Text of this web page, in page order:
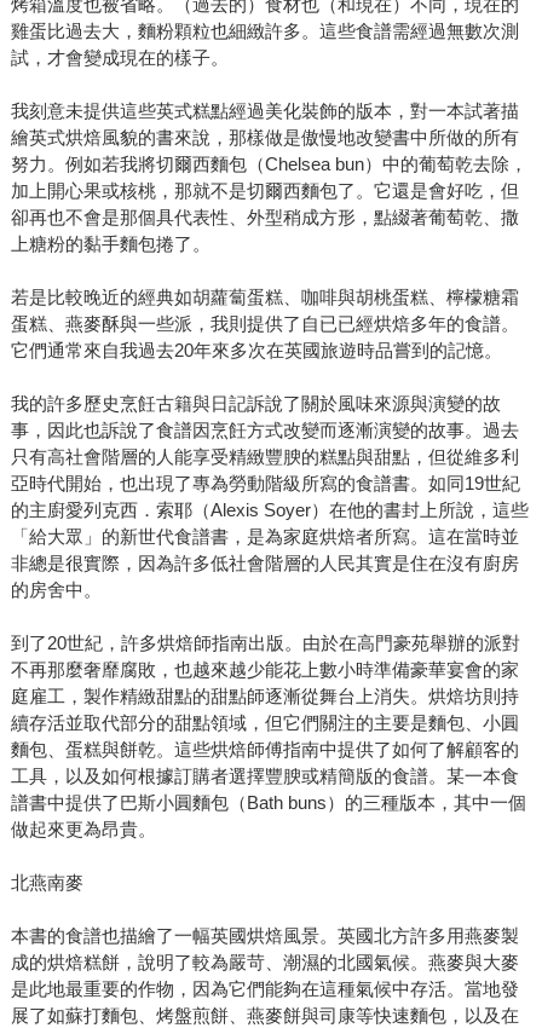
烤箱溫度也被省略。（過去的）食材也（和現在）不同，現在的
雞蛋比過去大，麵粉顆粒也細緻許多。這些食譜需經過無數次測
試，才會變成現在的樣子。
我刻意未提供這些英式糕點經過美化裝飾的版本，對一本試著描
繪英式烘焙風貌的書來說，那樣做是傲慢地改變書中所做的所有
努力。例如若我將切爾西麵包（Chelsea bun）中的葡萄乾去除，
加上開心果或核桃，那就不是切爾西麵包了。它還是會好吃，但
卻再也不會是那個具代表性、外型稍成方形，點綴著葡萄乾、撒
上糖粉的黏手麵包捲了。
若是比較晚近的經典如胡蘿蔔蛋糕、咖啡與胡桃蛋糕、檸檬糖霜
蛋糕、燕麥酥與一些派，我則提供了自已已經烘焙多年的食譜。
它們通常來自我過去20年來多次在英國旅遊時品嘗到的記憶。
我的許多歷史烹飪古籍與日記訴說了關於風味來源與演變的故
事，因此也訴說了食譜因烹飪方式改變而逐漸演變的故事。過去
只有高社會階層的人能享受精緻豐腴的糕點與甜點，但從維多利
亞時代開始，也出現了專為勞動階級所寫的食譜書。如同19世紀
的主廚愛列克西．索耶（Alexis Soyer）在他的書封上所說，這些
「給大眾」的新世代食譜書，是為家庭烘焙者所寫。這在當時並
非總是很實際，因為許多低社會階層的人民其實是住在沒有廚房
的房舍中。
到了20世紀，許多烘焙師指南出版。由於在高門豪苑舉辦的派對
不再那麼奢靡腐敗，也越來越少能花上數小時準備豪華宴會的家
庭雇工，製作精緻甜點的甜點師逐漸從舞台上消失。烘焙坊則持
續存活並取代部分的甜點領域，但它們關注的主要是麵包、小圓
麵包、蛋糕與餅乾。這些烘焙師傅指南中提供了如何了解顧客的
工具，以及如何根據訂購者選擇豐腴或精簡版的食譜。某一本食
譜書中提供了巴斯小圓麵包（Bath buns）的三種版本，其中一個
做起來更為昂貴。
北燕南麥
本書的食譜也描繪了一幅英國烘焙風景。英國北方許多用燕麥製
成的烘焙糕餅，說明了較為嚴苛、潮濕的北國氣候。燕麥與大麥
是此地最重要的作物，因為它們能夠在這種氣候中存活。當地發
展了如蘇打麵包、烤盤煎餅、燕麥餅與司康等快速麵包，以及在